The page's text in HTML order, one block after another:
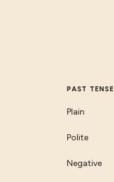
PAST TENSE
Plain
Polite
Negative